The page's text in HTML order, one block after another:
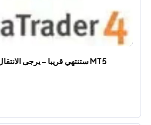
خدمة MT4 ستنتهي قريبا - يرجى الانتقال إلى MT5